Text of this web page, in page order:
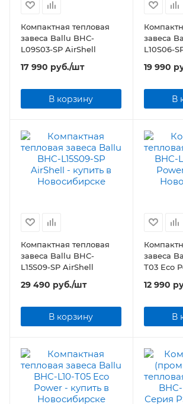
Компактная тепловая
завеса Ballu BHC-
L09S03-SP AirShell
17 990 руб./шт
В корзину
завеса
L10S06-
19 990
В
Компактная тепловая
завеса Ballu BHC-
L15S09-SP AirShell
29 490 руб./шт
В корзину
завеса
T03 Eco
12 990
В